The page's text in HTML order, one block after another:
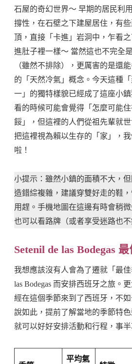
石屋的奇幻世界～ 早期的居民利
撐性，在石壁之下建屋居住，有
頂，直接「卡進」岩洞中，乍看
進肚子裡一樣～ 當然這也不完全
（雖然不排除），更厲害的是還
的「天然冷氣」概念。今天這種
一」的獨特樣貌已經成了這座小
看的時候可能會覺得「怎麼可能
餒」，但這裡的人們從祖先輩就
把這裡視為賴以生存的「家」，
啦！
小提示：雖然小鎮的面積不大，
造錯綜複雜，建議穿雙好走的鞋
用趕。手機地圖在這邊有時會稍
也可以看路牌（或者享受迷路也不
Setenil de las Bodegas
我想應該沒有人會為了遷就「最佳
las Bodegas 而安排西班牙之旅。
經在這個季節來到了西班牙，不
說如此，提前了解當地的季節特
就可以好好安排活動和行程，事半
平均氣